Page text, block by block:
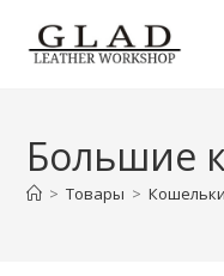
Большие
> Товары > Кошельки